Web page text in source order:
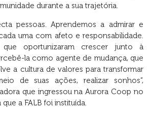
durante a sua trajetória.
pessoas. Aprendemos a admirar e
uma com afeto e responsabilidade.
que oportunizaram crescer junto à
la como agente de mudança, que
a cultura de valores para transformar
de suas ações, realizar sonhos”,
que ingressou na Aurora Coop no
a FALB foi instituída.